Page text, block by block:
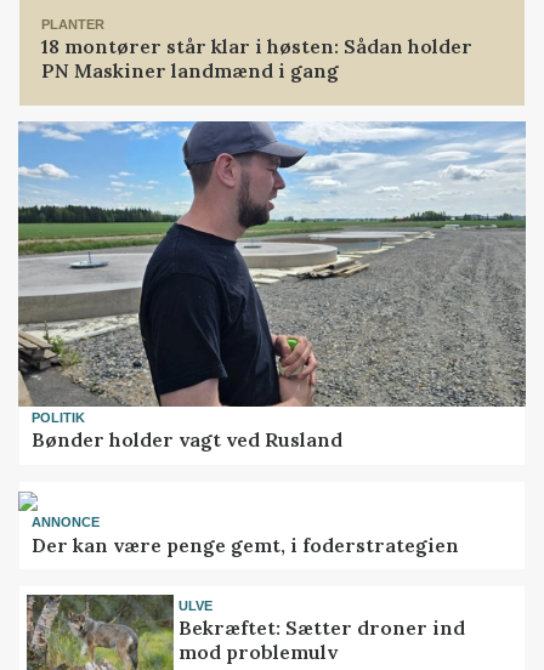
PLANTER
18 montører står klar i høsten: Sådan holder
PN Maskiner landmænd i gang
POLITIK
Bønder holder vagt ved Rusland
ANNONCE
Der kan være penge gemt, i foderstrategien
ULVE
Bekræftet: Sætter droner ind
mod problemulv